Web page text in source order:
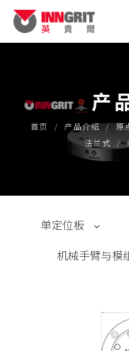
产
首页 产品介绍 原
法兰式
单定位板
机械手臂与模
30公斤以下
30-60公斤